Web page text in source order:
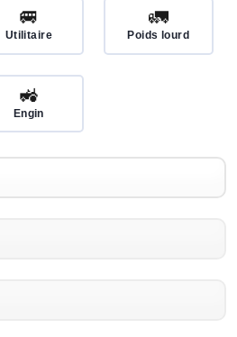
🚐
Utilitaire
🚛
Poids lourd
🚜
Engin